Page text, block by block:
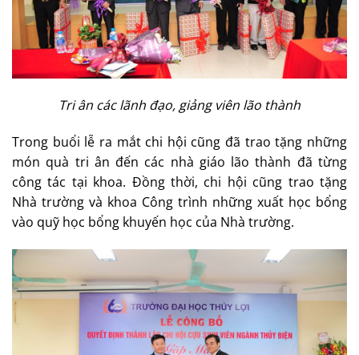
Tri ân các lãnh đạo, giảng viên lão thành
Trong buổi lễ ra mắt chi hội cũng đã trao tặng những
món quà tri ân đến các nhà giáo lão thành đã từng
công tác tại khoa. Đồng thời, chi hội cũng trao tặng
Nhà trường và khoa Công trình những xuất học bổng
vào quỹ học bổng khuyến học của Nhà trường.